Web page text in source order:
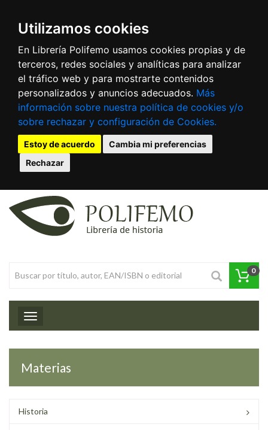
Utilizamos cookies
En Librería Polifemo usamos cookies propias y de
terceros, redes sociales y analíticas para analizar
el tráfico web y para mostrarte contenidos
personalizados y anuncios adecuados. Más
información sobre nuestra política de cookies y/o
sobre rechazar y configuración de Cookies.
Estoy de acuerdo
Cambia mi preferencias
Rechazar
0
Toggle navigation
Materias
Historia